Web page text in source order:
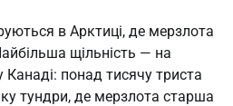
в Арктиці, де мерзлота
щільність — на
Канаді: понад тисячу триста
тундри, де мерзлота старша